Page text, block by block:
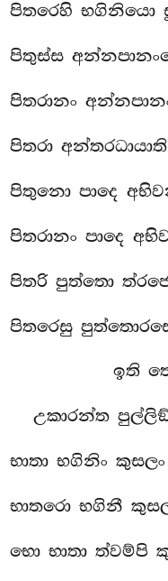
පිතරෙහි භගිනියො
පිතුස්ස
පිතරානං
පිතරා
පිතුනො පාදෙ
පිතරානං පාදෙ
පිතරි පුත්තො
පිතරෙසු
ඉති
උකාරන්ත
භාතා භගිනිං කුසලං
භාතරො භගිනී
භො භාතා ත්වම්පි